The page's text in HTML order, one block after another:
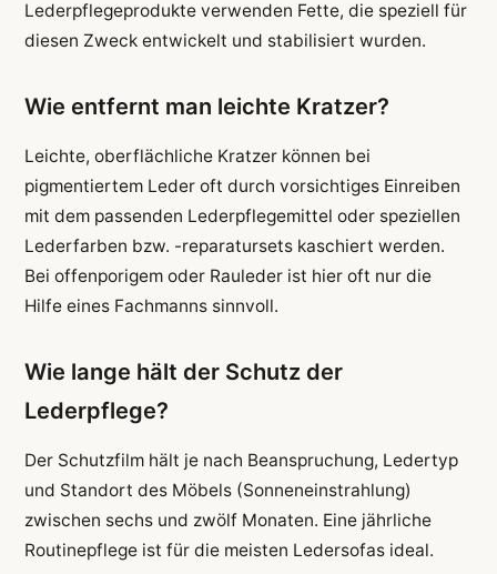
Lederpflegeprodukte verwenden Fette, die speziell für
diesen Zweck entwickelt und stabilisiert wurden.
Wie entfernt man leichte Kratzer?
Leichte, oberflächliche Kratzer können bei
pigmentiertem Leder oft durch vorsichtiges Einreiben
mit dem passenden Lederpflegemittel oder speziellen
Lederfarben bzw. -reparatursets kaschiert werden.
Bei offenporigem oder Rauleder ist hier oft nur die
Hilfe eines Fachmanns sinnvoll.
Wie lange hält der Schutz der
Lederpflege?
Der Schutzfilm hält je nach Beanspruchung, Ledertyp
und Standort des Möbels (Sonneneinstrahlung)
zwischen sechs und zwölf Monaten. Eine jährliche
Routinepflege ist für die meisten Ledersofas ideal.